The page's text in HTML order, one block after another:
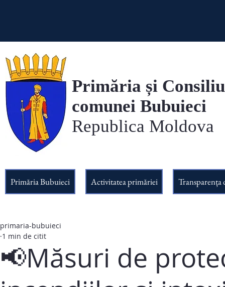
Primăria și
comunei Bubuieci
Republica Moldova
Primăria Bubuieci Activitatea primăriei Transparența
📢Măsuri de
primaria-bubuieci
1 min de citit